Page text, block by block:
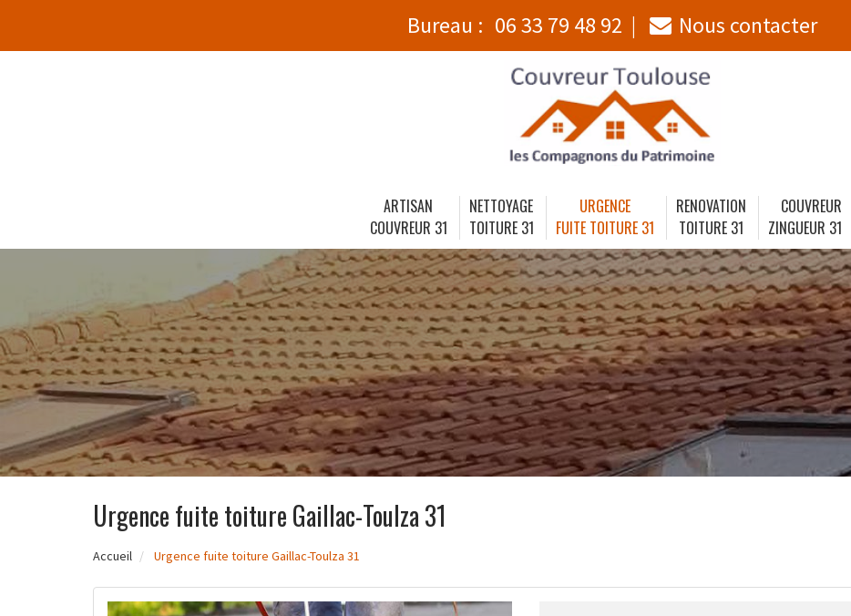
Bureau : 06 33 79 48 92 Nous contacter
ARTISAN
COUVREUR 31
NETTOYAGE
TOITURE 31
URGENCE
FUITE TOITURE 31
RENOVATION
TOITURE 31
COUVREUR
ZINGUEUR 31
Urgence fuite toiture Gaillac-Toulza 31
Accueil Urgence fuite toiture Gaillac-Toulza 31